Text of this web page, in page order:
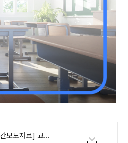
[교육부 04-06(목) 석간보도자료] 교육부, 고위기 학생 맞춤지원 위한 시범학교 운영.pdf